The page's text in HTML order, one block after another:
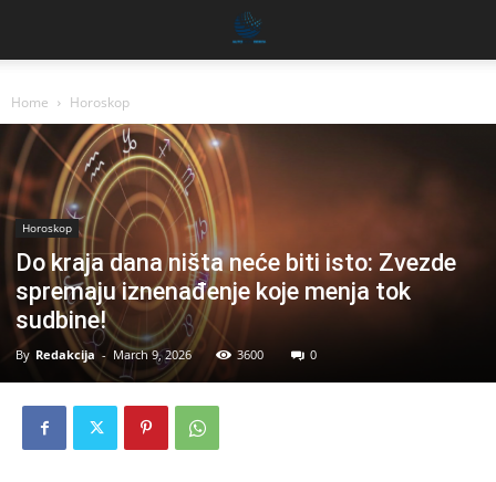
Home Horoskop
Horoskop
Do kraja dana ništa neće biti isto: Zvezde
spremaju iznenađenje koje menja tok
sudbine!
By Redakcija - March 9, 2026 3600 0